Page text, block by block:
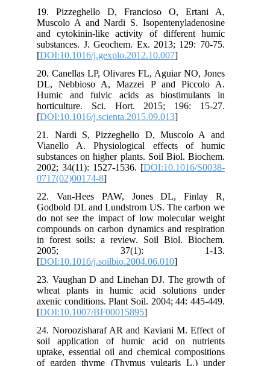
19. Pizzeghello D, Francioso O, Ertani A,
Muscolo A and Nardi S. Isopentenyladenosine
and cytokinin-like activity of different humic
substances. J. Geochem. Ex. 2013; 129: 70-75.
[DOI:10.1016/j.gexplo.2012.10.007
20. Canellas LP, Olivares FL, Aguiar NO, Jones
DL, Nebbioso A, Mazzei P and Piccolo A.
Humic and fulvic acids as biostimulants in
horticulture. Sci. Hort. 2015; 196: 15-27.
[DOI:10.1016/j.scienta.2015.09.013
21. Nardi S, Pizzeghello D, Muscolo A and
Vianello A. Physiological effects of humic
substances on higher plants. Soil Biol. Biochem.
2002; 34(11): 1527-1536. [DOI:10.1016/S0038-
0717(02)00174-8
22. Van-Hees PAW, Jones DL, Finlay R,
Godbold DL and Lundstrom US. The carbon we
do not see the impact of low molecular weight
compounds on carbon dynamics and respiration
in forest soils: a review. Soil Biol. Biochem.
2005; 37(1): 1-13.
[DOI:10.1016/j.soilbio.2004.06.010
23. Vaughan D and Linehan DJ. The growth of
wheat plants in humic acid solutions under
axenic conditions. Plant Soil. 2004; 44: 445-449.
[DOI:10.1007/BF00015895
24. Noroozisharaf AR and Kaviani M. Effect of
soil application of humic acid on nutrients
uptake, essential oil and chemical compositions
of garden thyme (Thymus vulgaris L.) under